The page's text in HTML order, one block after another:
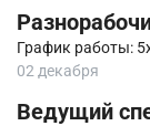
График работы:
02 декабря
Ведущий